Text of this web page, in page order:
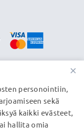
×
personointiin,
sekä
kaikki evästeet,
hallita omia